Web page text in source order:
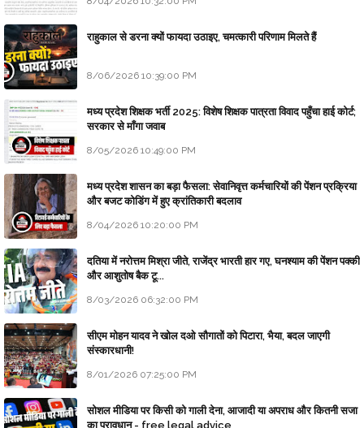
राहुकाल से डरना क्यों फायदा उठाइए, चमत्कारी परिणाम मिलते हैं
8/06/2026 10:39:00 PM
मध्य प्रदेश शिक्षक भर्ती 2025: विशेष शिक्षक पात्रता विवाद पहुँचा हाई कोर्ट;
सरकार से माँगा जवाब
8/05/2026 10:49:00 PM
मध्य प्रदेश शासन का बड़ा फैसला: सेवानिवृत्त कर्मचारियों की पेंशन प्रक्रिया
और बजट कोडिंग में हुए क्रांतिकारी बदलाव
8/04/2026 10:20:00 PM
दतिया में नरोत्तम मिश्रा जीते, राजेंद्र भारती हार गए, घनश्याम की पेंशन पक्की
और आशुतोष बैक टू...
8/03/2026 06:32:00 PM
सीएम मोहन यादव ने खोल दओ सौगातों को पिटारा, भैया, बदल जाएगी
संस्कारधानी!
8/01/2026 07:25:00 PM
सोशल मीडिया पर किसी को गाली देना, आजादी या अपराध और कितनी सजा
का प्रावधान - free legal advice